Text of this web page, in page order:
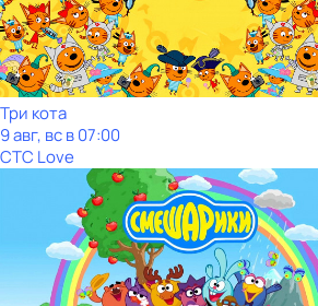
Три кота
9 авг, вс в 07:00
СТС Love